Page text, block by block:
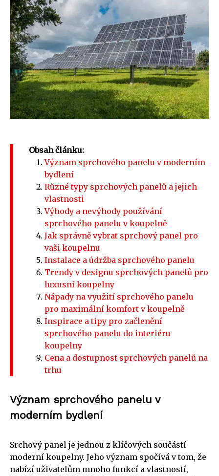
Obsah článku:
Význam sprchového panelu v moderním
bydlení
Různé typy sprchových panelů a jejich
vlastnosti
Výhody a nevýhody používání
sprchového panelu v koupelně
Jak správně vybrat sprchový panel pro
vaši koupelnu
Instalace a údržba sprchového panelu
Trendy v designu sprchových panelů pro
luxusní koupelny
Nápady na využití sprchového panelu
pro maximální komfort v koupelně
Inspirace a tipy pro začlenění
sprchového panelu do interiéru
koupelny
Cena a dostupnost sprchových panelů na
trhu
Význam sprchového panelu v
moderním bydlení
Srchový panel je jednou z klíčových součástí
moderní koupelny. Jeho význam spočívá v tom, že
nabízí uživatelům mnoho funkcí a vlastností,